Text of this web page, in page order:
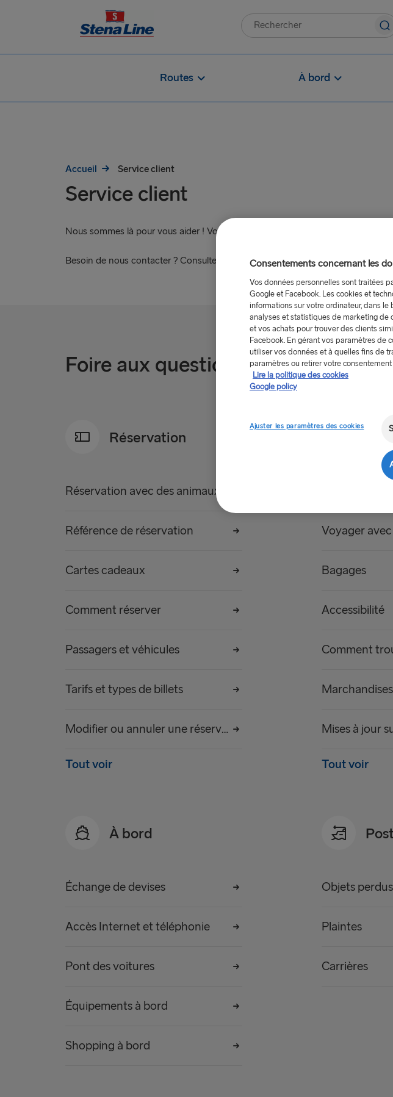
Routes À bord
Accueil Service client
Service client
Nous sommes là pour vous aider ! Vous trouverez des réponses à de
Besoin de nous contacter ? Consultez nos ports et les heures d’ouverture ci-
Foire aux questions
Réservation
Référence de réservation
Cartes cadeaux
Comment réserver
Passagers et véhicules
Tarifs et types de billets
Modifier ou annuler une réservation
Tout voir
Bagages
Accessibilité
Mises à jour
Tout voir
À bord
Échange de devises
Accès Internet et téléphonie
Pont des voitures
Équipements à bord
Shopping à bord
Objets perdus
Plaintes
Carrières
Consentements concernant les
Vos données personnelles sont traitées
Google et Facebook. Les cookies et
informations sur votre ordinateur, dans
analyses et statistiques de marketing de
et vos achats pour trouver des clients
Facebook. En gérant vos paramètres de
utiliser vos données et à quelles fins de
paramètres ou retirer votre
Lire la politique des cookies
Google policy
Ajuster les paramètres des cookies